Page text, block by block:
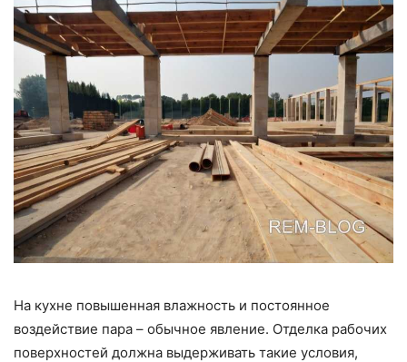
На кухне повышенная влажность и постоянное
воздействие пара – обычное явление. Отделка рабочих
поверхностей должна выдерживать такие условия,